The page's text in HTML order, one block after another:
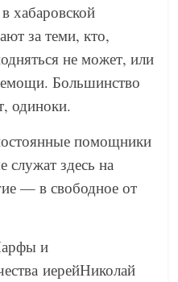
хабаровской
за теми, кто,
не может, или
Большинство
одиноки.
помощники
служат здесь на
— в свободное от
и
иерейНиколай